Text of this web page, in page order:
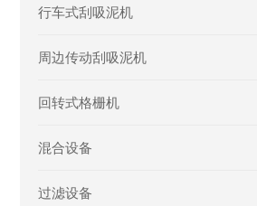
行车式刮吸泥机
周边传动刮吸泥机
回转式格栅机
混合设备
过滤设备